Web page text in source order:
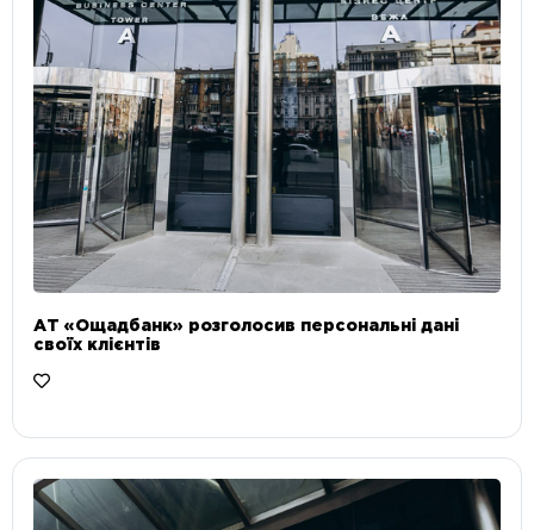
АТ «Ощадбанк» розголосив персональні дані
своїх клієнтів